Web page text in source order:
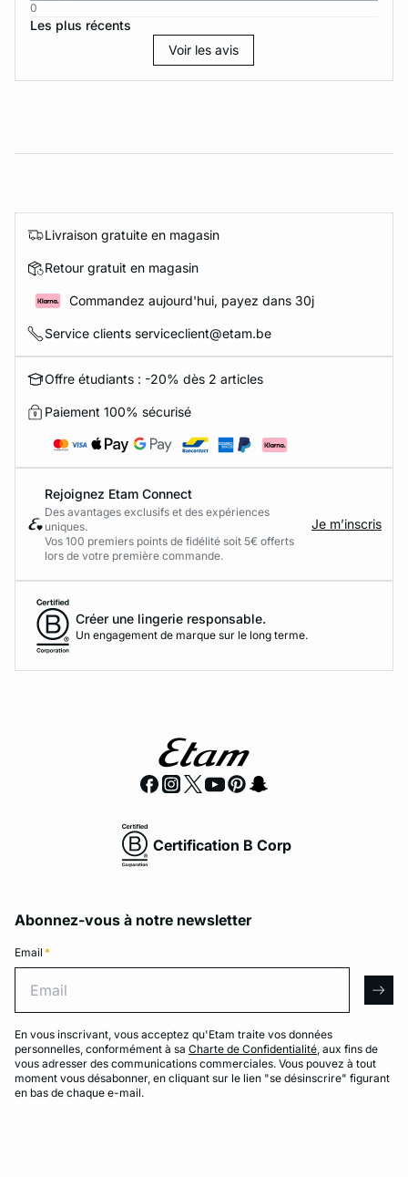
0
Les plus récents
Voir les avis
Livraison gratuite en magasin
Retour gratuit en magasin
Commandez aujourd'hui, payez dans 30j
Service clients serviceclient@etam.be
Offre étudiants : -20% dès 2 articles
Paiement 100% sécurisé
Rejoignez Etam Connect
Des avantages exclusifs et des expériences
uniques.
Vos 100 premiers points de fidélité soit 5€ offerts
lors de votre première commande.​
Je m’inscris
Créer une lingerie responsable.
Un engagement de marque sur le long terme.
Certification B Corp
Abonnez-vous à notre newsletter
Email *
En vous inscrivant, vous acceptez qu'Etam traite vos données
personnelles, conformément à sa Charte de Confidentialité, aux fins de
vous adresser des communications commerciales. Vous pouvez à tout
moment vous désabonner, en cliquant sur le lien "se désinscrire" figurant
en bas de chaque e-mail.